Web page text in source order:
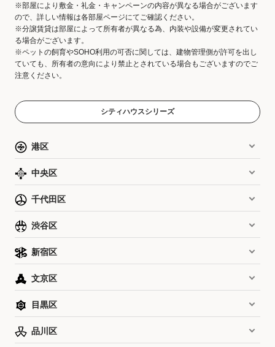
※部屋により敷金・礼金・キャンペーンの内容が異なる場合がございます
ので、詳しい情報は各部屋ページにてご確認ください。
※分譲賃貸は部屋によって所有者が異なる為、内装や設備が変更されてい
る場合がございます。
※ペットの飼育やSOHO利用の可否に関しては、建物管理側が許可を出し
ていても、所有者の意向により禁止とされている場合もございますのでご
注意ください。
シティハウスシリーズ
港区
中央区
千代田区
渋谷区
新宿区
文京区
目黒区
品川区